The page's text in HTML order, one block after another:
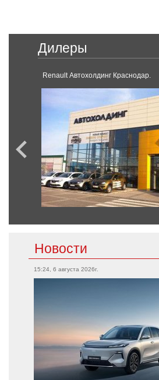
Дилеры
Renault Автохолдинг Краснодар.
Новости
15:24, 6 августа 2026г.